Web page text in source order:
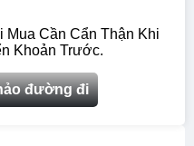
Cần Cẩn Thận Khi
Khoản Trước.
đường đi